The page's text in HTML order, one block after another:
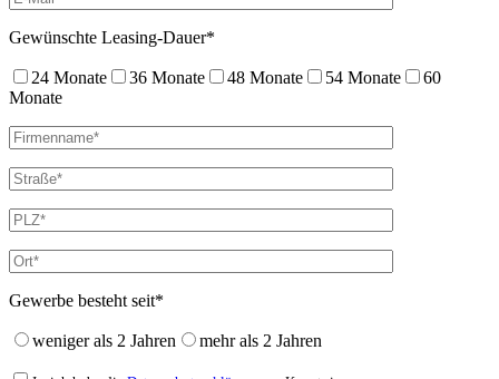
Gewünschte Leasing-Dauer*
24 Monate 36 Monate 48 Monate 54 Monate
60
Monate
Gewerbe besteht seit*
weniger als 2 Jahren mehr als 2 Jahren